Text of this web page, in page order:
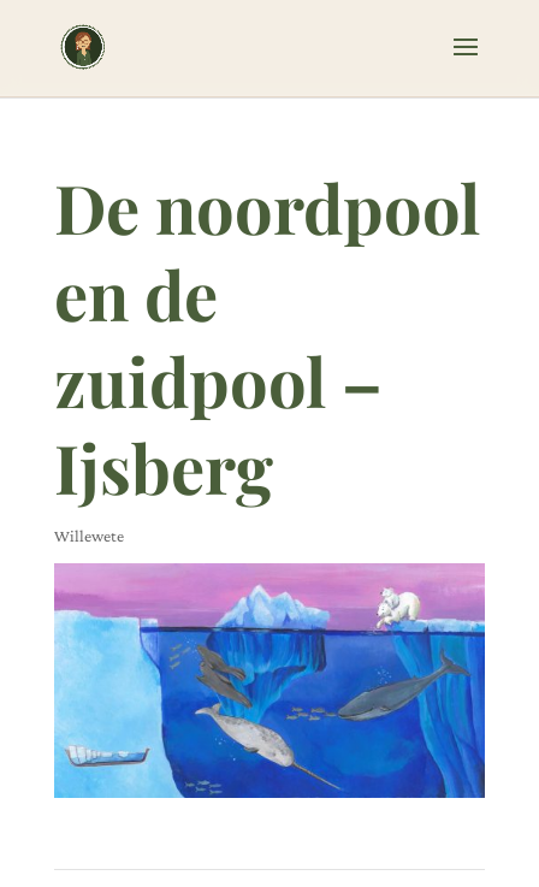
De noordpool
en de
zuidpool –
Ijsberg
Willewete